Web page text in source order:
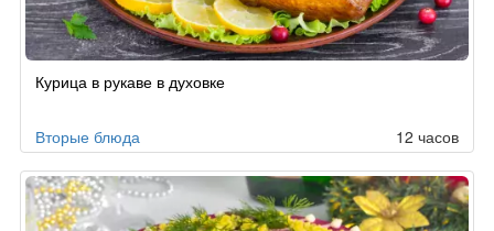
Курица в рукаве в духовке
Вторые блюда 12 часов